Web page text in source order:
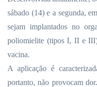
sábado (14) e a segunda,
sejam implantados no
poliomielite (tipos I, II e
vacina.
A aplicação é
portanto, não provocam